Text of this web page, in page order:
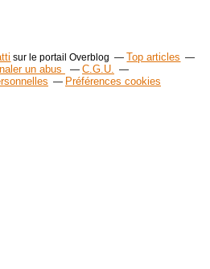
sur le portail Overblog
Top articles
un abus
C.G.U.
Préférences cookies